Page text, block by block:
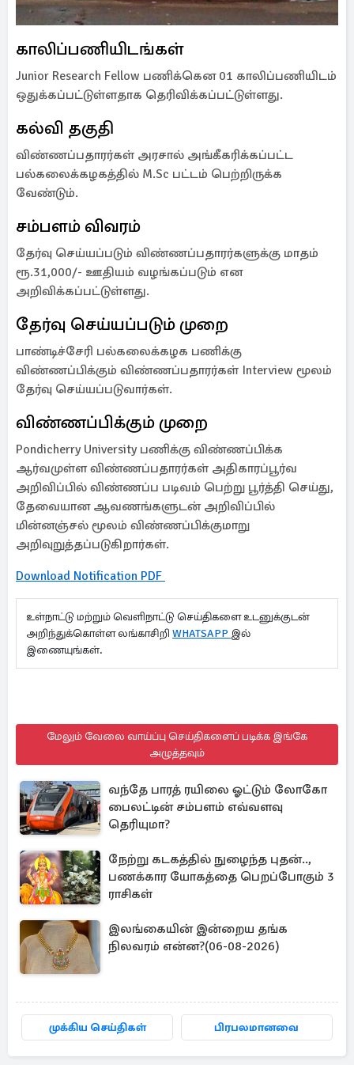
காலிப்பணியிடங்கள்
Junior Research Fellow பணிக்கென 01 காலிப்பணியிடம்
ஒதுக்கப்பட்டுள்ளதாக தெரிவிக்கப்பட்டுள்ளது.
கல்வி தகுதி
விண்ணப்பதாரர்கள் அரசால் அங்கீகரிக்கப்பட்ட
பல்கலைக்கழகத்தில் M.Sc பட்டம் பெற்றிருக்க
வேண்டும்.
சம்பளம் விவரம்
தேர்வு செய்யப்படும் விண்ணப்பதாரர்களுக்கு மாதம்
ரூ.31,000/- ஊதியம் வழங்கப்படும் என
அறிவிக்கப்பட்டுள்ளது.
தேர்வு செய்யப்படும் முறை
பாண்டிச்சேரி பல்கலைக்கழக பணிக்கு
விண்ணப்பிக்கும் விண்ணப்பதாரர்கள் Interview மூலம்
தேர்வு செய்யப்படுவார்கள்.
விண்ணப்பிக்கும் முறை
Pondicherry University பணிக்கு விண்ணப்பிக்க
ஆர்வமுள்ள விண்ணப்பதாரர்கள் அதிகாரப்பூர்வ
அறிவிப்பில் விண்ணப்ப படிவம் பெற்று பூர்த்தி செய்து,
தேவையான ஆவணங்களுடன் அறிவிப்பில்
மின்னஞ்சல் மூலம் விண்ணப்பிக்குமாறு
அறிவுறுத்தப்படுகிறார்கள்.
Download Notification PDF
உள்நாட்டு மற்றும் வெளிநாட்டு செய்திகளை உடனுக்குடன்
அறிந்துக்கொள்ள லங்காசிறி WHATSAPP இல்
இணையுங்கள்.
மேலும் வேலை வாய்ப்பு செய்திகளைப் படிக்க இங்கே
அழுத்தவும்
வந்தே பாரத் ரயிலை ஓட்டும் லோகோ
பைலட்டின் சம்பளம் எவ்வளவு
தெரியுமா?
நேற்று கடகத்தில் நுழைந்த புதன்..,
பணக்கார யோகத்தை பெறப்போகும் 3
ராசிகள்
இலங்கையின் இன்றைய தங்க
நிலவரம் என்ன?(06-08-2026)
முக்கிய செய்திகள் பிரபலமானவை